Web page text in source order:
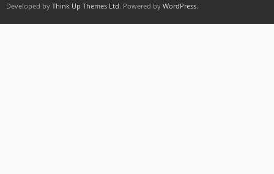
Developed by Think Up Themes Ltd. Powered by WordPress.